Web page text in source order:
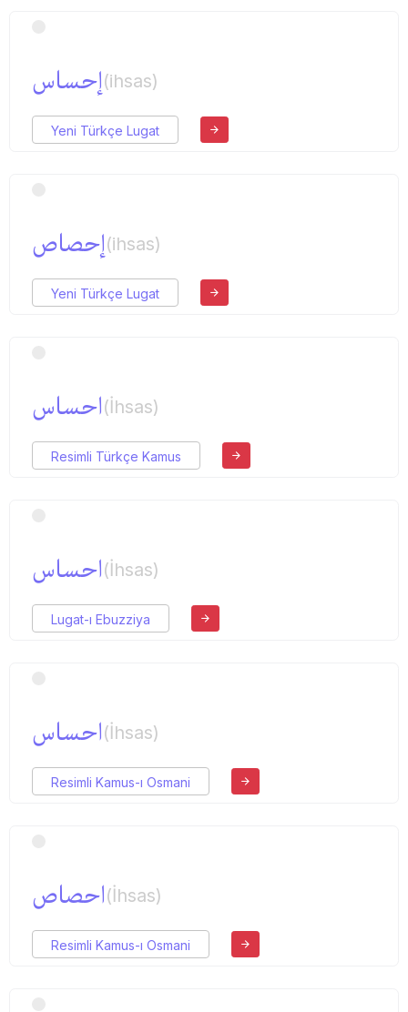
إحساس(ihsas)
Yeni Türkçe Lugat
إحصاص(ihsas)
Yeni Türkçe Lugat
احساس(İhsas)
Resimli Türkçe Kamus
احساس(İhsas)
Lugat-ı Ebuzziya
احساس(İhsas)
Resimli Kamus-ı Osmani
احصاص(İhsas)
Resimli Kamus-ı Osmani